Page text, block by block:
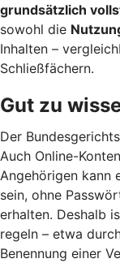
grundsätzlich
sowohl die
Inhalten –
Schließfächern.
Gut zu
Der
Auch Online-
Angehörigen kann
sein, ohne
erhalten. Deshalb
regeln – etwa
Benennung einer